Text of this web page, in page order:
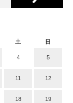
土 日
4 5
11 12
18 19